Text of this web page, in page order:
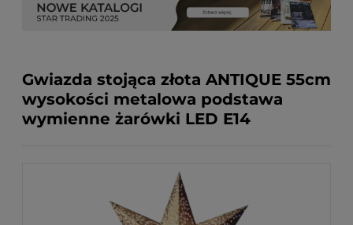
Gwiazda stojąca złota ANTIQUE 55cm
wysokości metalowa podstawa
wymienne żarówki LED E14